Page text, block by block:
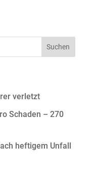
verletzt
Schaden – 270
heftigem Unfall